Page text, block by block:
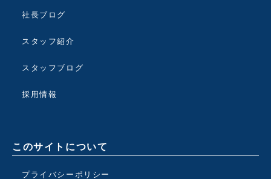
社長ブログ
スタッフ紹介
スタッフブログ
採用情報
このサイトについて
プライバシーポリシー